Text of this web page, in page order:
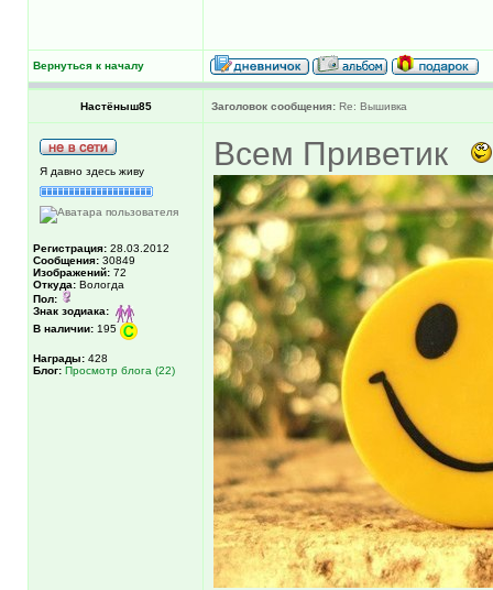
Вернуться к началу
Настёныш85 Заголовок сообщения: Re: Вышивка
Я давно здесь живу
Регистрация: 28.03.2012
Сообщения: 30849
Изображений: 72
Откуда: Вологда
Пол:
Знак зодиака:
В наличии: 195
Награды: 428
Блог: Просмотр блога (22)
Всем Приветик